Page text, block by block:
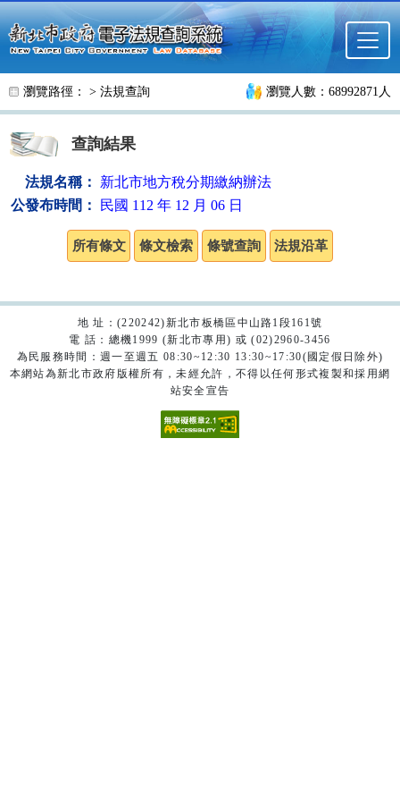
跳至主要內容
瀏覽路徑： > 法規查詢 瀏覽人數：68992871人
查詢結果
法規名稱：
新北市地方稅分期繳納辦法
公發布時間：
民國 112 年 12 月 06 日
地 址：(220242)新北市板橋區中山路1段161號
電 話：總機1999 (新北市專用) 或 (02)2960-3456
為民服務時間：週一至週五 08:30~12:30 13:30~17:30(國定假日除外)
本網站為新北市政府版權所有，未經允許，不得以任何形式複製和採用網
站安全宣告